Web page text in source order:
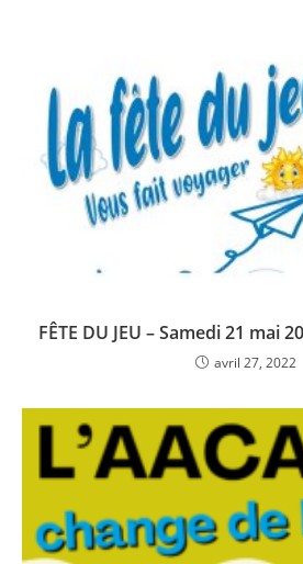
FÊTE DU JEU – Samedi 21 mai
avril 27, 2022